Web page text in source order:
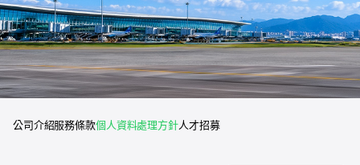
公司介紹服務條款個人資料處理方針人才招募